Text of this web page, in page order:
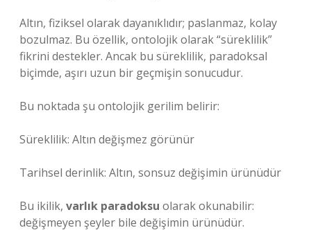
Altın, fiziksel olarak dayanıklıdır; paslanmaz, kolay
bozulmaz. Bu özellik, ontolojik olarak “süreklilik”
fikrini destekler. Ancak bu süreklilik, paradoksal
biçimde, aşırı uzun bir geçmişin sonucudur.
Bu noktada şu ontolojik gerilim belirir:
Süreklilik: Altın değişmez görünür
Tarihsel derinlik: Altın, sonsuz değişimin ürünüdür
Bu ikilik, varlık paradoksu olarak okunabilir:
değişmeyen şeyler bile değişimin ürünüdür.